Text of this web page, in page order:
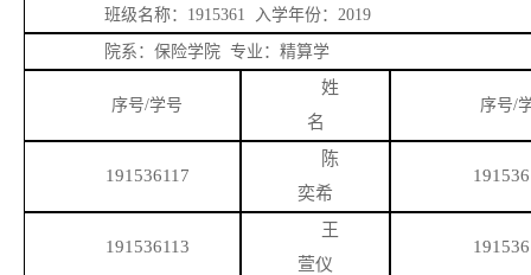
班级名称： 1915361 入学年份：2019
院系：保险学院 专业：精算学
序号/学号
姓
名
序号/
191536117
陈
奕希
191536113
王
萱仪